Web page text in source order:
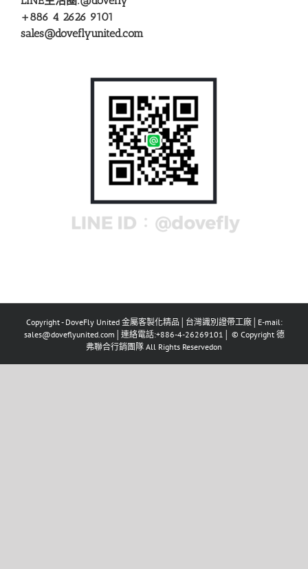
+886 4 2626 9101
sales@doveflyunited.com
Copyright - DoveFly United 金屬客製化精品│台灣識別證帶工廠│E-mail:
sales@doveflyunited.com│連絡電話:+886-4-26269101│ © Copyright 德
弗聯合行銷團隊 All Rights Reservedon